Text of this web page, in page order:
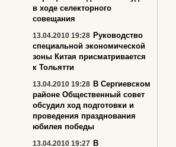
в ходе селекторного
совещания
13.04.2010 19:28 Руководство
специальной экономической
зоны Китая присматривается
к Тольятти
13.04.2010 19:28 В Сергиевском
районе Общественный совет
обсудил ход подготовки и
проведения празднования
юбилея победы
13.04.2010 19:27 В